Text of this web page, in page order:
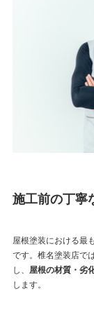
施工前の丁寧
屋根塗装における最
です。椎名塗装店で
し、 屋根の材質・劣
します。